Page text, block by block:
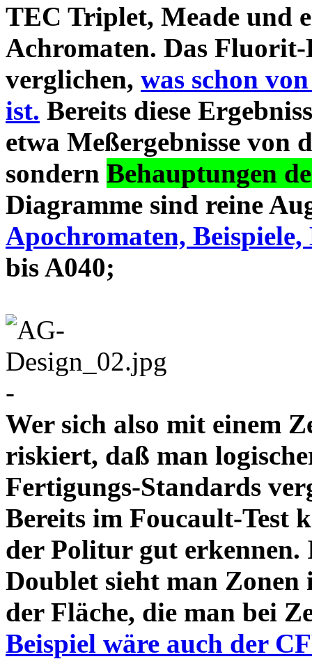
TEC Triplet, Meade und
Achromaten. Das
verglichen, was schon
ist. Bereits diese
etwa Meßergebnisse von
sondern Behauptungen
Diagramme sind reine
Apochromaten, Beispiele,
bis A040;
-
Wer sich also mit einem
riskiert, daß man
Fertigungs-Standards
Bereits im Foucault-Test
der Politur gut
Doublet sieht man Zonen
der Fläche, die man bei
Beispiel wäre auch der